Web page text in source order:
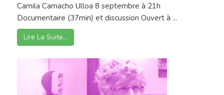
Camila Camacho Ulloa 8 septembre à 21h
Documentaire (37min) et discussion Ouvert à ...
Lire La Suite…